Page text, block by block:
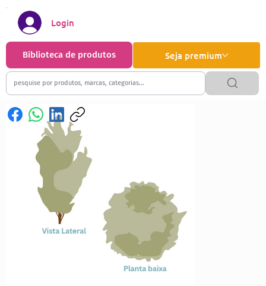
Seja premium
Biblioteca de produtos
Login